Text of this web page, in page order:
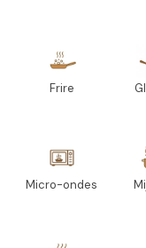
Frire
Micro-ondes